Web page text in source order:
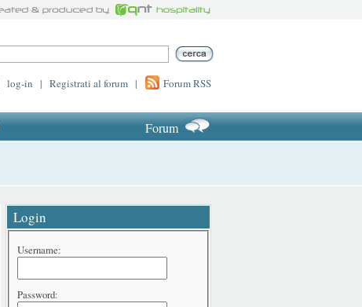
log-in | Registrati al forum | Forum RSS
Forum
Login
Username:
Password: